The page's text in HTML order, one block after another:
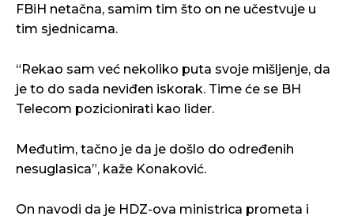
FBiH netačna, samim tim što on ne učestvuje u
tim sjednicama.
“Rekao sam već nekoliko puta svoje mišljenje, da
je to do sada neviđen iskorak. Time će se BH
Telecom pozicionirati kao lider.
Međutim, tačno je da je došlo do određenih
nesuglasica”, kaže Konaković.
On navodi da je HDZ-ova ministrica prometa i